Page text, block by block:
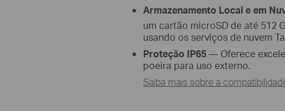
Armazenamento Local e em
um cartão microSD de até 512
usando os serviços de nuvem
Proteção IP65— Oferece
poeira para uso externo.
Saiba mais sobre a